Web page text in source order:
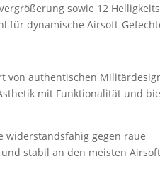
sowie 12
für dynamische Airsoft-
von authentischen
mit Funktionalität und
widerstandsfähig gegen raue
stabil an den meisten